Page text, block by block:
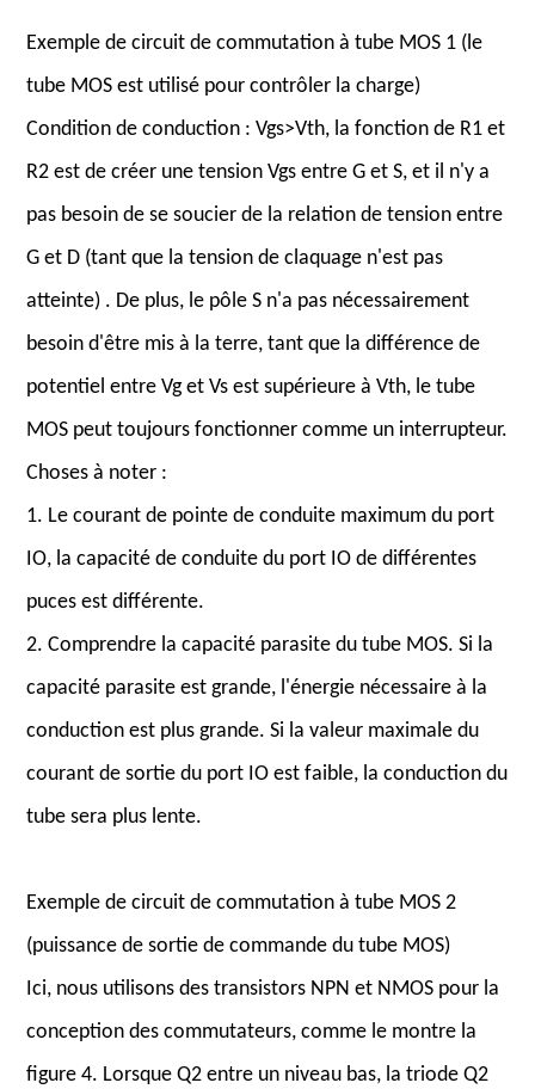
Exemple de circuit de commutation à tube MOS 1 (le
tube MOS est utilisé pour contrôler la charge)
Condition de conduction : Vgs>Vth, la fonction de R1 et
R2 est de créer une tension Vgs entre G et S, et il n'y a
pas besoin de se soucier de la relation de tension entre
G et D (tant que la tension de claquage n'est pas
atteinte) . De plus, le pôle S n'a pas nécessairement
besoin d'être mis à la terre, tant que la différence de
potentiel entre Vg et Vs est supérieure à Vth, le tube
MOS peut toujours fonctionner comme un interrupteur.
Choses à noter :
1. Le courant de pointe de conduite maximum du port
IO, la capacité de conduite du port IO de différentes
puces est différente.
2. Comprendre la capacité parasite du tube MOS. Si la
capacité parasite est grande, l'énergie nécessaire à la
conduction est plus grande. Si la valeur maximale du
courant de sortie du port IO est faible, la conduction du
tube sera plus lente.
Exemple de circuit de commutation à tube MOS 2
(puissance de sortie de commande du tube MOS)
Ici, nous utilisons des transistors NPN et NMOS pour la
conception des commutateurs, comme le montre la
figure 4. Lorsque Q2 entre un niveau bas, la triode Q2